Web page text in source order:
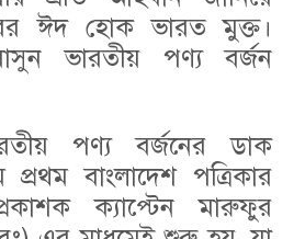
ঈদ হোক ভারত মুক্ত।
ভারতীয় পণ্য বর্জন
পণ্য বর্জনের ডাক
প্রথম বাংলাদেশ পত্রিকার
ক্যাপ্টেন মারুফুর